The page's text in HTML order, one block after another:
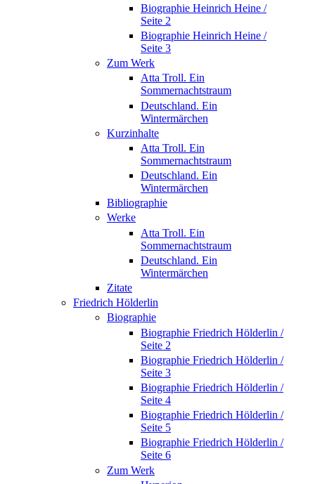
Biographie Heinrich Heine /
Seite 2
Biographie Heinrich Heine /
Seite 3
Zum Werk
Atta Troll. Ein
Sommernachtstraum
Deutschland. Ein
Wintermärchen
Kurzinhalte
Atta Troll. Ein
Sommernachtstraum
Deutschland. Ein
Wintermärchen
Bibliographie
Werke
Atta Troll. Ein
Sommernachtstraum
Deutschland. Ein
Wintermärchen
Zitate
Friedrich Hölderlin
Biographie
Biographie Friedrich Hölderlin /
Seite 2
Biographie Friedrich Hölderlin /
Seite 3
Biographie Friedrich Hölderlin /
Seite 4
Biographie Friedrich Hölderlin /
Seite 5
Biographie Friedrich Hölderlin /
Seite 6
Zum Werk